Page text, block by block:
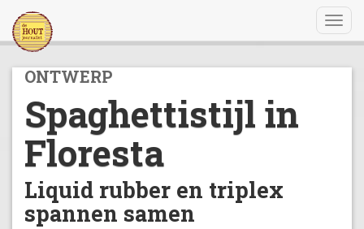
ONTWERP
Spaghettistijl in
Floresta
Liquid rubber en triplex
spannen samen